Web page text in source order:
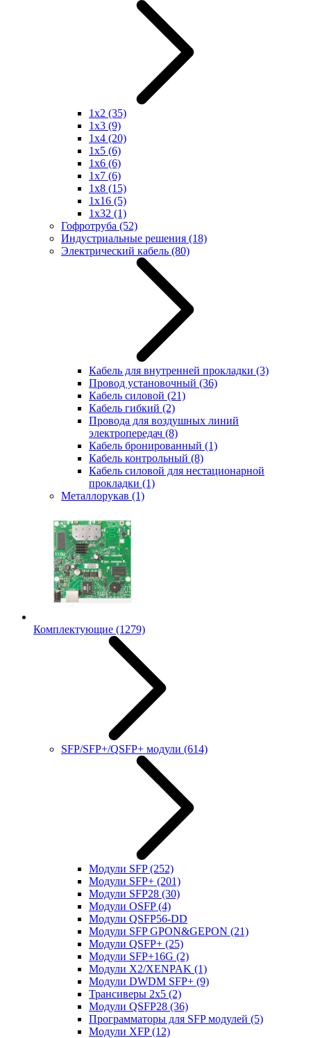
1x2 (35)
1x3 (9)
1x4 (20)
1x5 (6)
1x6 (6)
1x7 (6)
1x8 (15)
1x16 (5)
1x32 (1)
Гофротруба (52)
Индустриальные решения (18)
Электрический кабель (80)
Кабель для внутренней прокладки (3)
Провод установочный (36)
Кабель силовой (21)
Кабель гибкий (2)
Провода для воздушных линий
электропередач (8)
Кабель бронированный (1)
Кабель контрольный (8)
Кабель силовой для нестационарной
прокладки (1)
Металлорукав (1)
Комплектующие (1279)
SFP/SFP+/QSFP+ модули (614)
Модули SFP(252)
Модули SFP+ (201)
Модули SFP28 (30)
Модули OSFP(4)
Модули QSFP56-DD
Модули SFP GPON&GEPON (21)
Модули QSFP+ (25)
Модули SFP+16G (2)
Модули X2/XENPAK (1)
Модули DWDM SFP+ (9)
Трансиверы 2x5 (2)
Модули QSFP28 (36)
Программаторы для SFP модулей (5)
Модули XFP(12)